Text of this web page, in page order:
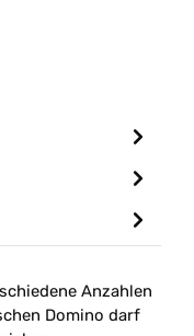
Anzahlen
Domino darf